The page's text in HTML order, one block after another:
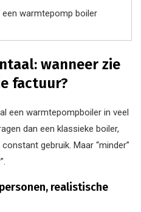
warmtepomp boiler
wanneer zie
factuur?
een warmtepompboiler in veel
dan een klassieke boiler,
gebruik. Maar “minder”
realistische